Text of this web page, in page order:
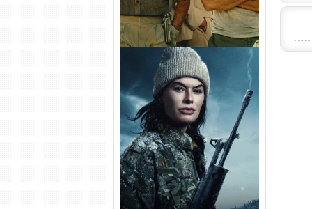
Balística Torrent (2025) WEB-
DL 1080p Dual Áudio